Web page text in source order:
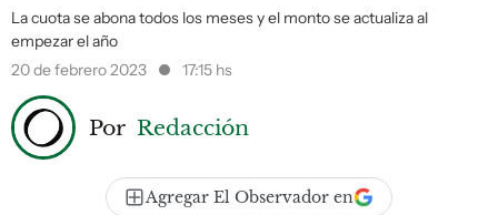
La cuota se abona todos los meses y el monto se actualiza al
empezar el año
20 de febrero 2023
17:15 hs
Por Redacción
Agregar El Observador en